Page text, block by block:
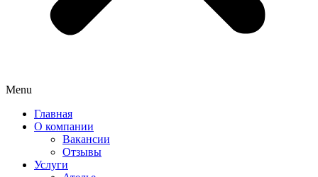
Menu
Главная
О компании
Вакансии
Отзывы
Услуги